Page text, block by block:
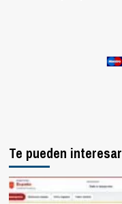
Te pueden interesar